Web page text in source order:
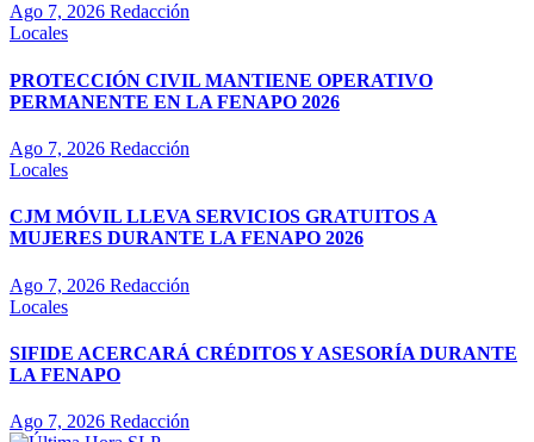
Ago 7, 2026 Redacción
Locales
PROTECCIÓN CIVIL MANTIENE OPERATIVO
PERMANENTE EN LA FENAPO 2026
Ago 7, 2026 Redacción
Locales
CJM MÓVIL LLEVA SERVICIOS GRATUITOS A
MUJERES DURANTE LA FENAPO 2026
Ago 7, 2026 Redacción
Locales
SIFIDE ACERCARÁ CRÉDITOS Y ASESORÍA DURANTE
LA FENAPO
Ago 7, 2026 Redacción